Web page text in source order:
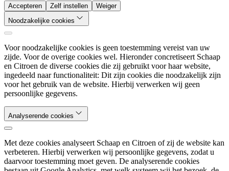
Accepteren Zelf instellen
Weiger
Noodzakelijke cookies
Voor noodzakelijke cookies is geen toestemming vereist van uw
zijde. Voor de overige cookies wel. Hieronder concretiseert Schaap
en Citroen de diverse cookies die zij gebruikt voor haar website,
ingedeeld naar functionaliteit: Dit zijn cookies die noodzakelijk zijn
voor het gebruik van de website. Hierbij verwerken wij geen
persoonlijke gegevens.
Analyserende cookies
Met deze cookies analyseert Schaap en Citroen of zij de website kan
verbeteren. Hierbij verwerken wij persoonlijke gegevens, zodat u
daarvoor toestemming moet geven. De analyserende cookies